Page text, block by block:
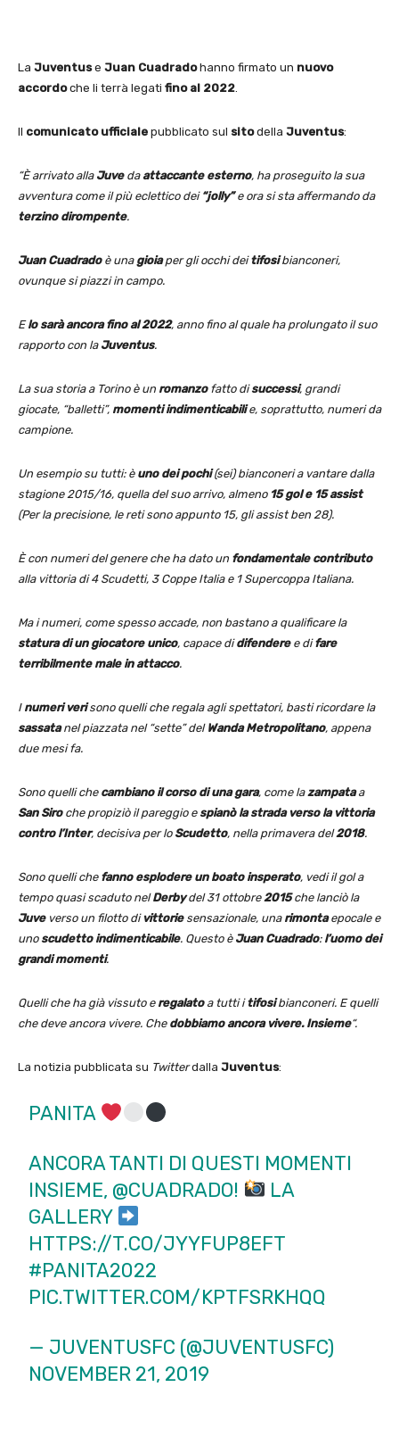
La Juventuse Juan Cuadradohanno firmato un nuovo
accordoche li terrà legati fino al 2022
Il comunicato ufficiale pubblicato sul sitodella Juventus:
“È arrivato alla Juvedaattaccante esterno, ha proseguito la sua
avventura come il più eclettico dei “jolly”e ora si sta affermando da
terzino dirompente.
Juan Cuadradoè una gioiaper gli occhi deitifosibianconeri,
ovunque si piazzi in campo.
Elo sarà ancora fino al 2022, anno fino al quale ha prolungato il suo
rapporto con la Juventus.
La sua storia a Torino è un romanzofatto disuccessi, grandi
giocate, “balletti”, momenti indimenticabilie, soprattutto, numeri da
campione.
Un esempio su tutti: è uno dei pochi(sei) bianconeri a vantare dalla
stagione 2015/16, quella del suo arrivo, almeno 15 gol e 15 assist
(Per la precisione, le reti sono appunto 15, gli assist ben 28).
È con numeri del genere che ha dato un fondamentale contributo
alla vittoria di 4 Scudetti, 3 Coppe Italia e 1 Supercoppa Italiana.
Ma i numeri, come spesso accade, non bastano a qualificare la
statura di un giocatore unico, capace didifenderee difare
terribilmente male in attacco.
I numeri verisono quelli che regala agli spettatori, basti ricordare la
sassatanel piazzata nel “sette” del Wanda Metropolitano, appena
due mesi fa.
Sono quelli che cambiano il corso di una gara, come lazampataa
San Siroche propiziò il pareggio e spianò la strada verso la vittoria
contro l’Inter, decisiva per lo Scudetto, nella primavera del2018.
Sono quelli che fanno esplodere un boato insperato, vedi il gol a
tempo quasi scaduto nelDerbydel 31 ottobre 2015che lanciò la
Juveverso un filotto di vittoriesensazionale, una rimontaepocale e
uno scudetto indimenticabile. Questo è Juan Cuadrado: l’uomo dei
grandi momenti.
Quelli che ha già vissuto e regalatoa tutti itifosibianconeri. E quelli
che deve ancora vivere. Che dobbiamo ancora vivere. Insieme“.
La notizia pubblicata su Twitterdalla Juventus:
PANITA
ANCORA TANTI DI QUESTI MOMENTI
INSIEME, @CUADRADO!
LA
GALLERY
HTTPS://T.CO/JYYFUP8EFT
#PANITA2022
PIC.TWITTER.COM/KPTFSRKHQQ
— JUVENTUSFC (@JUVENTUSFC)
NOVEMBER 21, 2019